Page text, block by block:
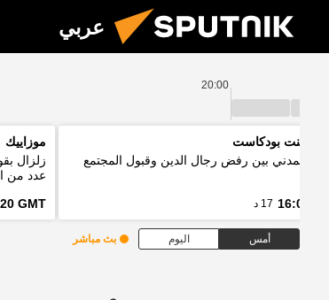
عربي
20:00
بوينت بودكاست
المدني بين رفض رجال الدين وقبول المجتمع
16:03 17 د
موزاييك
عدد من
GMT
أمس اليوم بث مباشر